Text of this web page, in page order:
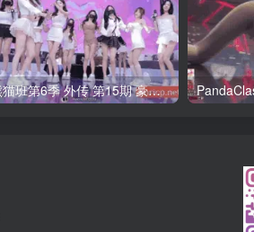
熊猫班第6季 外传 第15期 豪礼日&完结 中英韩简繁字幕